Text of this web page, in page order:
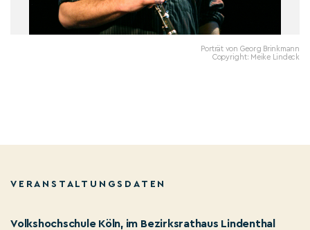
Porträt von Georg Brinkmann
Copyright: Meike Lindeck
VERANSTALTUNGSDATEN
Volkshochschule Köln, im Bezirksrathaus Lindenthal